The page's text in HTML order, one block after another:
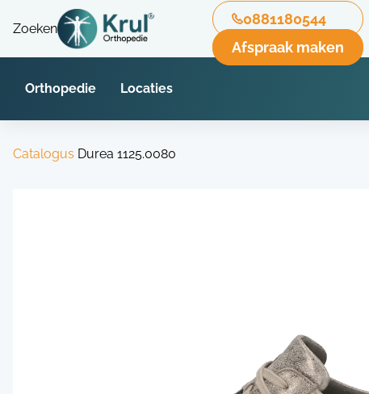
Zoeken
0881180544
Afspraak maken
Orthopedie Locaties
Catalogus Durea 1125.0080